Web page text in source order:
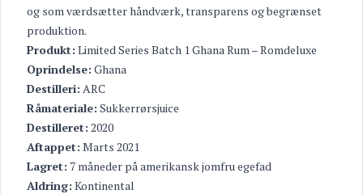
og som værdsætter håndværk, transparens og begrænset
produktion.
Produkt: Limited Series Batch 1 Ghana Rum – Romdeluxe
Oprindelse: Ghana
Destilleri: ARC
Råmateriale: Sukkerrørsjuice
Destilleret: 2020
Aftappet: Marts 2021
Lagret: 7 måneder på amerikansk jomfru egefad
Aldring: Kontinental